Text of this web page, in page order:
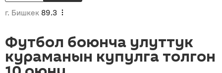
г. Бишкек 89.3
Футбол боюнча улуттук
кураманын купулга толгон